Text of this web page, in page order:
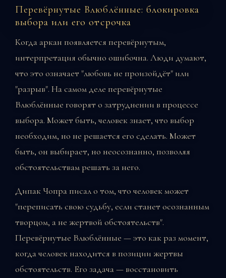
Перевёрнутые Влюблённые: блокировка
выбора или его отсрочка
Когда аркан появляется перевёрнутым,
интерпретация обычно ошибочна. Люди думают,
что это означает "любовь не произойдёт" или
"разрыв". На самом деле перевёрнутые
Влюблённые говорят о затруднении в процессе
выбора. Может быть, человек знает, что выбор
необходим, но не решается его сделать. Может
быть, он выбирает, но неосознанно, позволяя
обстоятельствам решать за него.
Дипак Чопра писал о том, что человек может
"переписать свою судьбу, если станет осознанным
творцом, а не жертвой обстоятельств".
Перевёрнутые Влюблённые — это как раз момент,
когда человек находится в позиции жертвы
обстоятельств. Его задача — восстановить